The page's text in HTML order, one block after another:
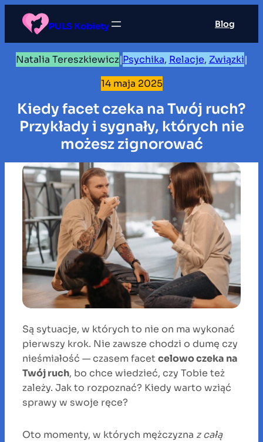
Przejdź
treści
PULS Kobiety Blog
Natalia Tereszkiewicz|Psychika, Relacje, Związki|
14 maja 2025
Kiedy facet czeka na Twój ruch?
Przykłady i sygnały, których nie
możesz zignorować
Są sytuacje, w których to nie on ma wykonać
pierwszy krok. Nie zawsze chodzi o dumę czy
nieśmiałość — czasem facet celowo czeka na
Twój ruch, bo chce wiedzieć, czy Tobie też
zależy. Jak to rozpoznać? Kiedy warto wziąć
sprawy w swoje ręce?
Oto momenty, w których mężczyzna z całą